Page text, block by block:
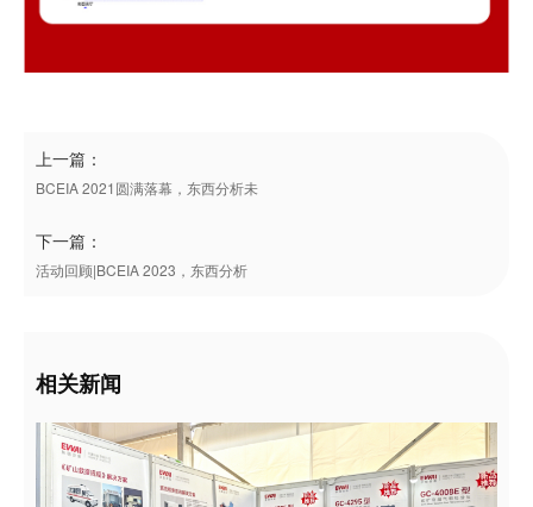
上一篇：
BCEIA 2021圆满落幕，东西分析未
下一篇：
活动回顾|BCEIA 2023，东西分析
相关新闻